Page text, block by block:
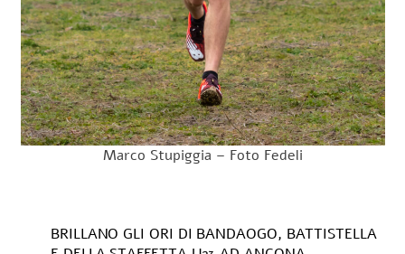
Marco Stupiggia – Foto Fedeli
BRILLANO GLI ORI DI BANDAOGO, BATTISTELLA